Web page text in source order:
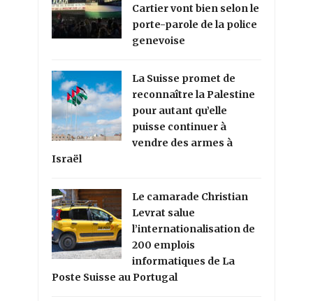
Cartier vont bien selon le
porte-parole de la police
genevoise
La Suisse promet de
reconnaître la Palestine
pour autant qu’elle
puisse continuer à
vendre des armes à
Israël
Le camarade Christian
Levrat salue
l’internationalisation de
200 emplois
informatiques de La
Poste Suisse au Portugal